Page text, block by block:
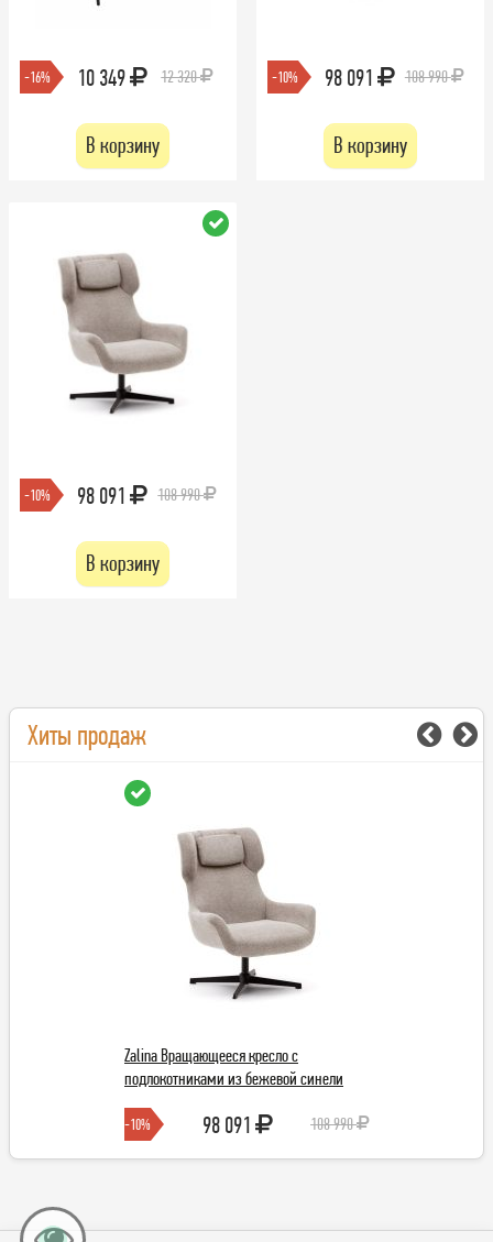
-16% 10 349 12 320
В корзину
-10% 98 091 108 990
В корзину
-10% 98 091 108 990
В корзину
Хиты продаж
Zalina Вращающееся кресло с
подлокотниками из бежевой синели
-10% 98 091 108 990